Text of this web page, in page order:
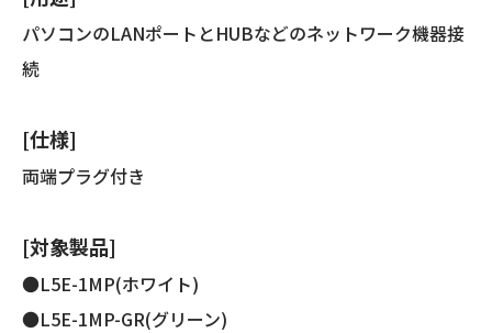
パソコンのLANポートとHUBなどのネットワーク機器接
続
[仕様]
両端プラグ付き
[対象製品]
●L5E-1MP(ホワイト)
●L5E-1MP-GR(グリーン)